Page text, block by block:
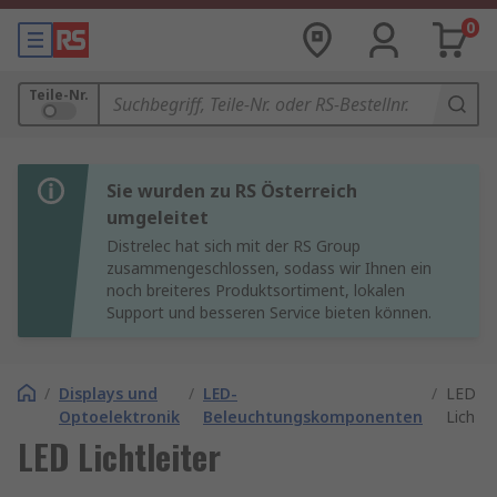
0
Teile-Nr.
Sie wurden zu RS Österreich
umgeleitet
Distrelec hat sich mit der RS Group
zusammengeschlossen, sodass wir Ihnen ein
noch breiteres Produktsortiment, lokalen
Support und besseren Service bieten können.
/ Displays und
Optoelektronik
/ LED-
Beleuchtungskomponenten
/ LED
LED Lichtleiter